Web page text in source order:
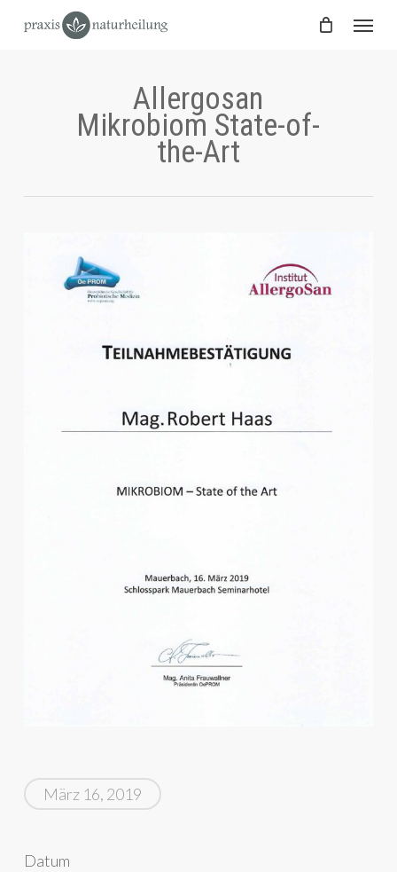
Menu
Allergosan
Mikrobiom State-of-
the-Art
März 16, 2019
Datum